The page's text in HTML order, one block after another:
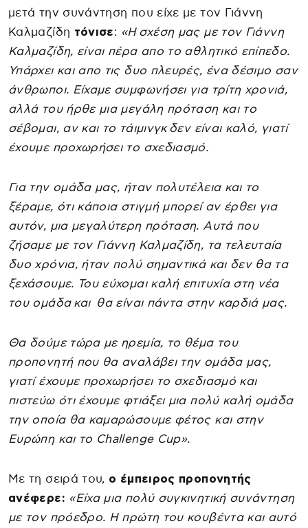
μετά την συνάντηση που είχε με τον Γιάννη
Καλμαζίδη τόνισε: «Η σχέση μας με τον Γιάννη
Καλμαζίδη, είναι πέρα απο το αθλητικό επίπεδο.
Υπάρχει και απο τις δυο πλευρές, ένα δέσιμο σαν
άνθρωποι. Είχαμε συμφωνήσει για τρίτη χρονιά,
αλλά του ήρθε μια μεγάλη πρόταση και το
σέβομαι, αν και το τάιμινγκ δεν είναι καλό, γιατί
έχουμε προχωρήσει το σχεδιασμό.
Για την ομάδα μας, ήταν πολυτέλεια και το
ξέραμε, ότι κάποια στιγμή μπορεί αν έρθει για
αυτόν, μια μεγαλύτερη πρόταση. Αυτά που
ζήσαμε με τον Γιάννη Καλμαζίδη, τα τελευταία
δυο χρόνια, ήταν πολύ σημαντικά και δεν θα τα
ξεχάσουμε. Του εύχομαι καλή επιτυχία στη νέα
του ομάδα και θα είναι πάντα στην καρδιά μας.
Θα δούμε τώρα με ηρεμία, το θέμα του
προπονητή που θα αναλάβει την ομάδα μας,
γιατί έχουμε προχωρήσει το σχεδιασμό και
πιστεύω ότι έχουμε φτιάξει μια πολύ καλή ομάδα
την οποία θα καμαρώσουμε φέτος και στην
Ευρώπη και το Challenge Cup».
Με τη σειρά του, ο έμπειρος προπονητής
ανέφερε: «Είχα μια πολύ συγκινητική συνάντηση
με τον πρόεδρο. Η πρώτη του κουβέντα και αυτό